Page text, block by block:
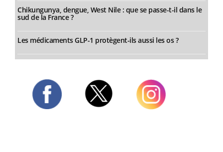
Chikungunya, dengue, West Nile : que se passe-t-il dans le
sud de la France ?
Les médicaments GLP-1 protègent-ils aussi les os ?